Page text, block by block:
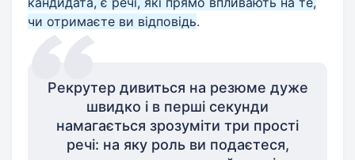
чи отримаєте ви відповідь.
Рекрутер дивиться на резюме дуже
швидко і в перші секунди
намагається зрозуміти три прості
речі: на яку роль ви подаєтеся,